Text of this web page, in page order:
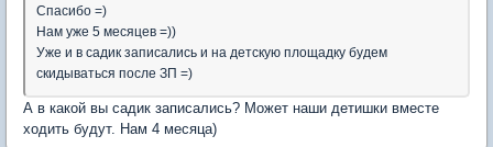
Спасибо =)
Нам уже 5 месяцев =))
Уже и в садик записались и на детскую площадку будем
скидываться после ЗП =)
А в какой вы садик записались? Может наши детишки вместе
ходить будут. Нам 4 месяца)